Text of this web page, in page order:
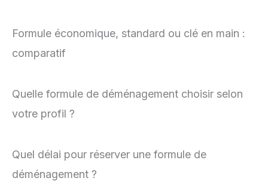
Formule économique, standard ou clé en main :
comparatif
Quelle formule de déménagement choisir selon
votre profil ?
Quel délai pour réserver une formule de
déménagement ?